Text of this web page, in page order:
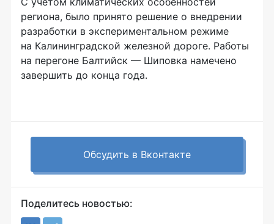
региона, было принято решение о внедрении
разработки в экспериментальном режиме
на Калининградской железной дороге. Работы
на перегоне Балтийск — Шиповка намечено
завершить до конца года.
Обсудить в Вконтакте
Поделитесь новостью: